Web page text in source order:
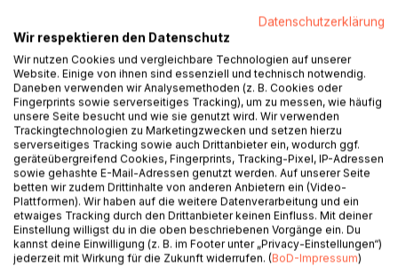
IN DEN WARENKORB
Auf die Merkliste
Titel bewerten
BESCHREIBUNG
Datenschutzerklärung
Wir respektieren den Datenschutz
Wir nutzen Cookies und vergleichbare Technologien auf unserer
Website. Einige von ihnen sind essenziell und technisch notwendig.
Daneben verwenden wir Analysemethoden (z. B. Cookies oder
Fingerprints sowie serverseitiges Tracking), um zu messen, wie häufig
unsere Seite besucht und wie sie genutzt wird. Wir verwenden
Trackingtechnologien zu Marketingzwecken und setzen hierzu
serverseitiges Tracking sowie auch Drittanbieter ein, wodurch ggf.
geräteübergreifend Cookies, Fingerprints, Tracking-Pixel, IP-Adressen
sowie gehashte E-Mail-Adressen genutzt werden. Auf unserer Seite
betten wir zudem Drittinhalte von anderen Anbietern ein (Video-
Plattformen). Wir haben auf die weitere Datenverarbeitung und ein
etwaiges Tracking durch den Drittanbieter keinen Einfluss. Mit deiner
Einstellung willigst du in die oben beschriebenen Vorgänge ein. Du
kannst deine Einwilligung (z. B. im Footer unter „Privacy-Einstellungen“)
jederzeit mit Wirkung für die Zukunft widerrufen. (BoD-Impressum)